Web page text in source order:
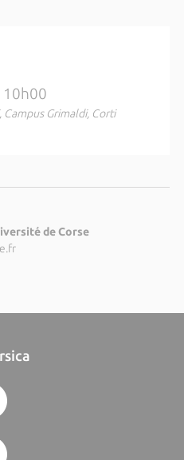
10h00
Campus Grimaldi, Corti
de Corse